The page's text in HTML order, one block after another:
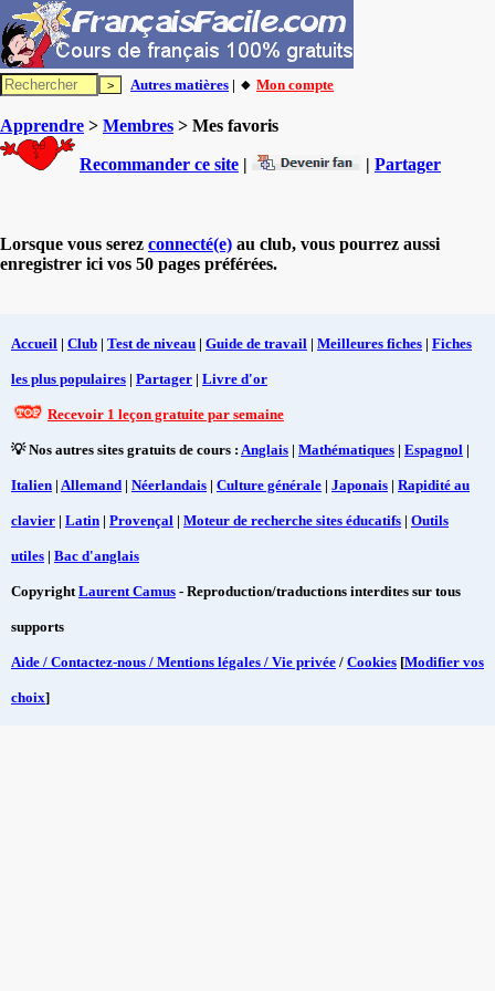
Autres matières | 🔸 Mon compte
Apprendre > Membres > Mes favoris
Recommander ce site | | Partager
Lorsque vous serez connecté(e) au club, vous pourrez aussi
enregistrer ici vos 50 pages préférées.
Accueil | Club | Test de niveau | Guide de travail | Meilleures fiches | Fiches
les plus populaires | Partager | Livre d'or
Recevoir 1 leçon gratuite par semaine
💡 Nos autres sites gratuits de cours : Anglais | Mathématiques | Espagnol |
Italien | Allemand | Néerlandais | Culture générale | Japonais | Rapidité au
clavier | Latin | Provençal | Moteur de recherche sites éducatifs | Outils
utiles | Bac d'anglais
CopyrightLaurent Camus - Reproduction/traductions interdites sur tous
supports
Aide / Contactez-nous / Mentions légales / Vie privée / Cookies [Modifier vos
choix]